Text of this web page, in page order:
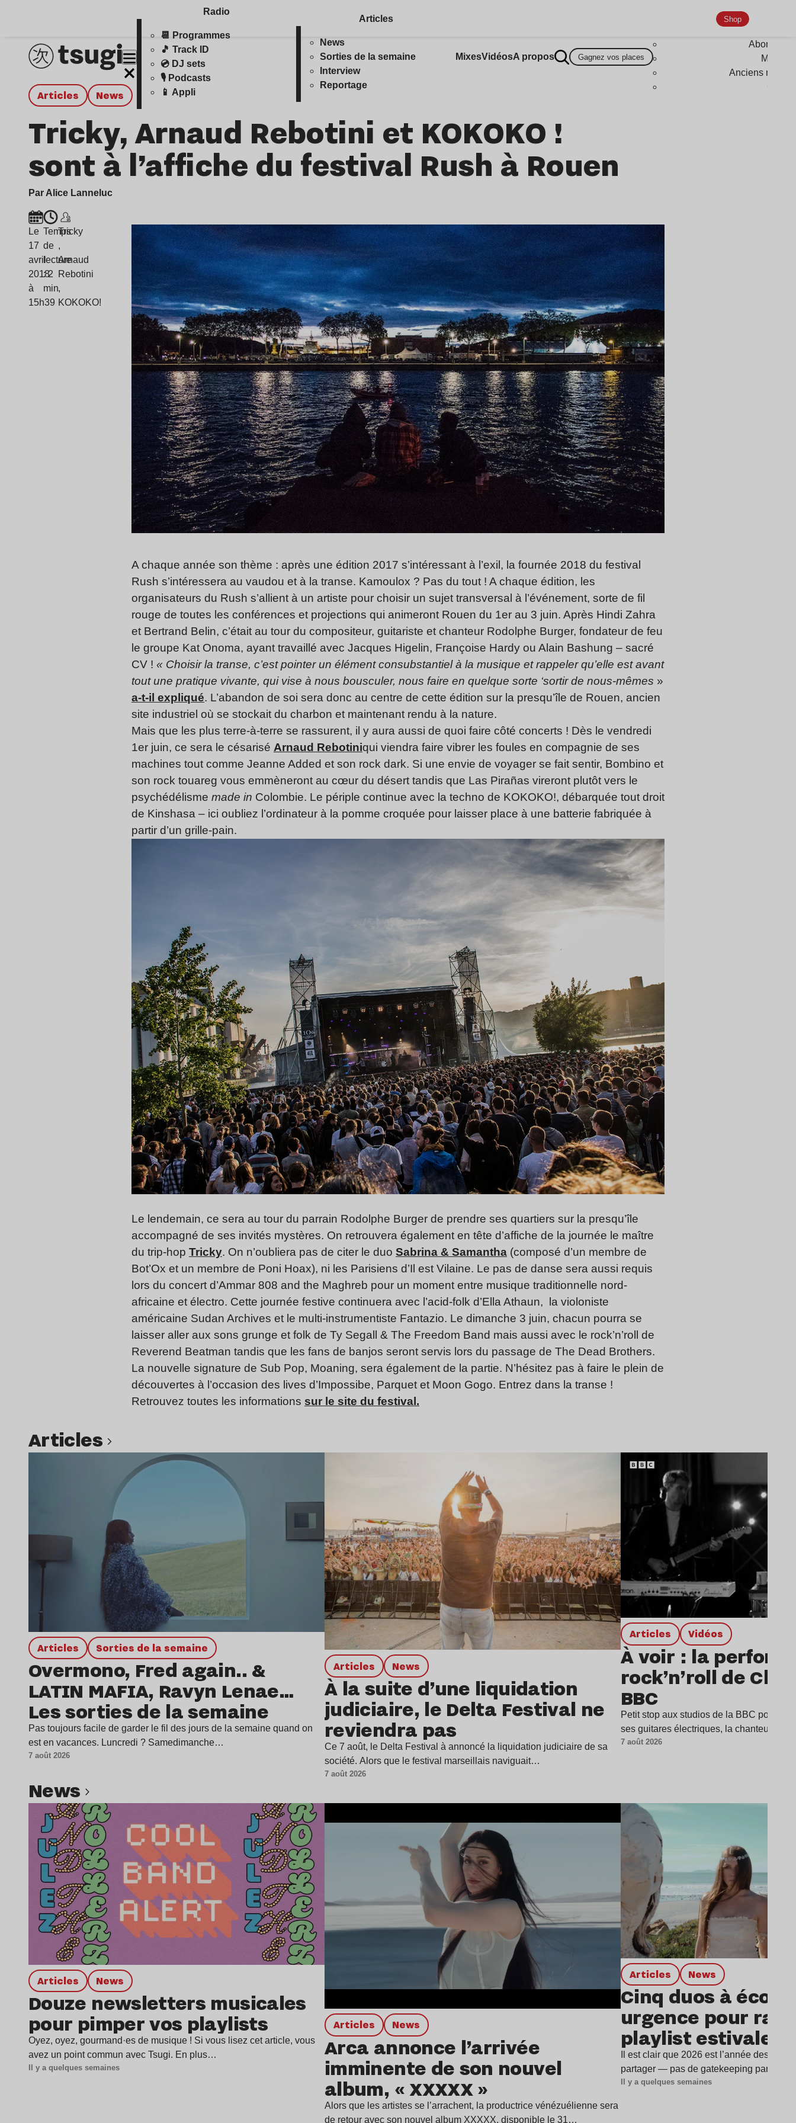
Radio
📆 Programmes
🎵 Track ID
💿 DJ sets
🎙️ Podcasts
📱 Appli
Articles
News
Sorties de la semaine
Interview
Reportage
MixesVidéosA propos Gagnez vos places
Shop
Anciens
Articles news
Tricky, Arnaud Rebotini et KOKOKO !
sont à l’affiche du festival Rush à Rouen
Par Alice Lanneluc
Le
17
avril
2018
à
15h39
Temps
de
lecture
: 2
min
Tricky
,
Arnaud
Rebotini
,
KOKOKO!
A chaque année son thème : après une édition 2017 s’intéressant à l’exil, la fournée 2018 du festival
Rush s’intéressera au vaudou et à la transe. Kamoulox ? Pas du tout ! A chaque édition, les
organisateurs du Rush s’allient à un artiste pour choisir un sujet transversal à l’événement, sorte de fil
rouge de toutes les conférences et projections qui animeront Rouen du 1er au 3 juin. Après Hindi Zahra
et Bertrand Belin, c’était au tour du compositeur, guitariste et chanteur Rodolphe Burger, fondateur de feu
le groupe Kat Onoma, ayant travaillé avec Jacques Higelin, Françoise Hardy ou Alain Bashung – sacré
CV ! « Choisir la transe, c’est pointer un élément consubstantiel à la musique et rappeler qu’elle est avant
tout une pratique vivante, qui vise à nous bousculer, nous faire en quelque sorte ‘sortir de nous-mêmes »
a-t-il expliqué. L’abandon de soi sera donc au centre de cette édition sur la presqu’île de Rouen, ancien
site industriel où se stockait du charbon et maintenant rendu à la nature.
Mais que les plus terre-à-terre se rassurent, il y aura aussi de quoi faire côté concerts ! Dès le vendredi
1er juin, ce sera le césarisé Arnaud Rebotiniqui viendra faire vibrer les foules en compagnie de ses
machines tout comme Jeanne Added et son rock dark. Si une envie de voyager se fait sentir, Bombino et
son rock touareg vous emmèneront au cœur du désert tandis que Las Pirañas vireront plutôt vers le
psychédélisme made in Colombie. Le périple continue avec la techno de KOKOKO!, débarquée tout droit
de Kinshasa – ici oubliez l’ordinateur à la pomme croquée pour laisser place à une batterie fabriquée à
partir d’un grille-pain.
Le lendemain, ce sera au tour du parrain Rodolphe Burger de prendre ses quartiers sur la presqu’île
accompagné de ses invités mystères. On retrouvera également en tête d’affiche de la journée le maître
du trip-hop Tricky. On n’oubliera pas de citer le duo Sabrina & Samantha (composé d’un membre de
Bot’Ox et un membre de Poni Hoax), ni les Parisiens d’Il est Vilaine. Le pas de danse sera aussi requis
lors du concert d’Ammar 808 and the Maghreb pour un moment entre musique traditionnelle nord-
africaine et électro. Cette journée festive continuera avec l’acid-folk d’Ella Athaun, la violoniste
américaine Sudan Archives et le multi-instrumentiste Fantazio. Le dimanche 3 juin, chacun pourra se
laisser aller aux sons grunge et folk de Ty Segall & The Freedom Band mais aussi avec le rock’n’roll de
Reverend Beatman tandis que les fans de banjos seront servis lors du passage de The Dead Brothers.
La nouvelle signature de Sub Pop, Moaning, sera également de la partie. N’hésitez pas à faire le plein de
découvertes à l’occasion des lives d’Impossibe, Parquet et Moon Gogo. Entrez dans la transe !
Retrouvez toutes les informations sur le site du festival.
Articles
Articles Sorties de la semaine
Overmono, Fred again.. &
LATIN MAFIA, Ravyn Lenae…
Les sorties de la semaine
Pas toujours facile de garder le fil des jours de la semaine quand on
est en vacances. Luncredi ? Samedimanche…
7 août 2026
Articles news
À la suite d’une liquidation
judiciaire, le Delta Festival ne
reviendra pas
Ce 7 août, le Delta Festival à annoncé la liquidation judiciaire de sa
société. Alors que le festival marseillais naviguait…
7 août 2026
Articles Vidéos
À voir : la
rock’n’roll de
BBC
Petit stop aux studios de la BBC pour
ses guitares électriques, la chanteuse a
7 août 2026
Lire l’article
news
Articles news
Douze newsletters musicales
pour pimper vos playlists
Oyez, oyez, gourmand·es de musique ! Si vous lisez cet article, vous
avez un point commun avec Tsugi. En plus…
Il y a quelques semaines
Articles news
Arca annonce l’arrivée
imminente de son nouvel
album, « XXXXX »
Alors que les artistes se l’arrachent, la productrice vénézuélienne sera
de retour avec son nouvel album XXXXX, disponible le 31…
Articles news
Cinq duos à
urgence pour
playlist estivale
Il est clair que 2026 est l’année des
partager — pas de gatekeeping par ici
Il y a quelques semaines